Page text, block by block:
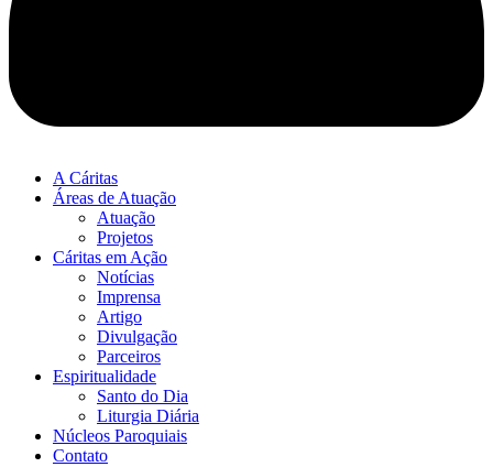
A Cáritas
Áreas de Atuação
Atuação
Projetos
Cáritas em Ação
Notícias
Imprensa
Artigo
Divulgação
Parceiros
Espiritualidade
Santo do Dia
Liturgia Diária
Núcleos Paroquiais
Contato